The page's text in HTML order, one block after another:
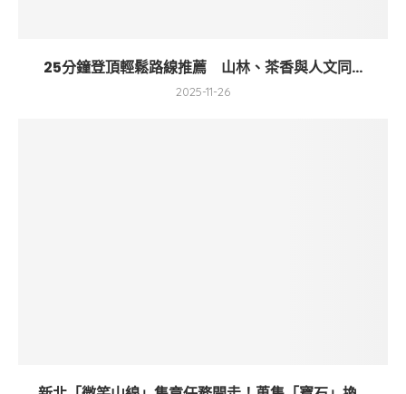
25分鐘登頂輕鬆路線推薦 山林、茶香與人文同...
2025-11-26